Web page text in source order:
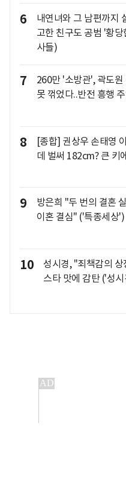
6
내연녀와 그 남편까지
고한 친구도 공범 '황
사들)
7
260만 '소방관', 곽도
못 꺾었다..반전 흥행
8
[종합] 권상우 손태영
데 벌써 182cm? 큰 키
9
방은희 "두 번의 결혼
이혼 결심" ('특종세상')
10
성시경, "죄책감의
스타 맛에 감탄 ('성